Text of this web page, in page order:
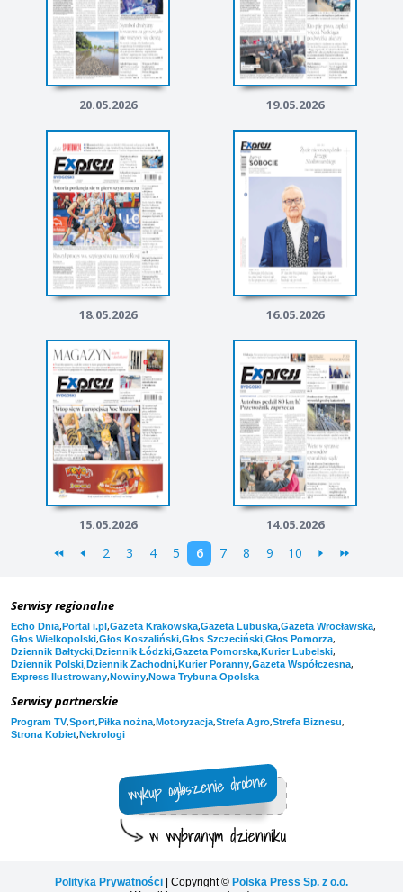
20.05.2026 19.05.2026
18.05.2026 16.05.2026
15.05.2026 14.05.2026
2 3 4 5 6 7 8 9 10
Serwisy regionalne
Echo Dnia,Portal i.pl,Gazeta Krakowska,Gazeta Lubuska,Gazeta Wrocławska,
Głos Wielkopolski,Głos Koszaliński,Głos Szczeciński,Głos Pomorza,
Dziennik Bałtycki,Dziennik Łódzki,Gazeta Pomorska,Kurier Lubelski,
Dziennik Polski,Dziennik Zachodni,Kurier Poranny,Gazeta Współczesna,
Express Ilustrowany,Nowiny,Nowa Trybuna Opolska
Serwisy partnerskie
Program TV,Sport,Piłka nożna,Motoryzacja,Strefa Agro,Strefa Biznesu,
Strona Kobiet,Nekrologi
Polityka Prywatności | Copyright © Polska Press Sp. z o.o.